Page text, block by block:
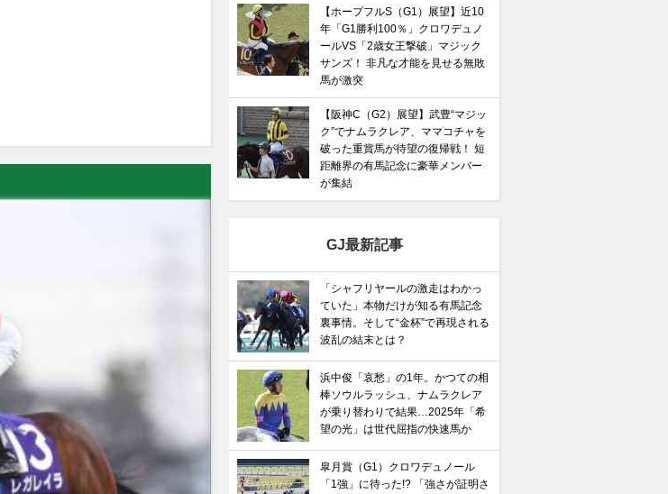
【ホープフルS（G1）展望】近10
年「G1勝利100％」クロワデュノ
ールVS「2歳女王撃破」マジック
サンズ！ 非凡な才能を見せる無敗
馬が激突
【阪神C（G2）展望】武豊“マジッ
ク”でナムラクレア、ママコチャを
破った重賞馬が待望の復帰戦！ 短
距離界の有馬記念に豪華メンバー
が集結
GJ最新記事
「シャフリヤールの激走はわかっ
ていた」本物だけが知る有馬記念
裏事情。そして“金杯”で再現される
波乱の結末とは？
浜中俊「哀愁」の1年。かつての相
棒ソウルラッシュ、ナムラクレア
が乗り替わりで結果…2025年「希
望の光」は世代屈指の快速馬か
皐月賞（G1）クロワデュノール
「1強」に待った!? 「強さが証明さ